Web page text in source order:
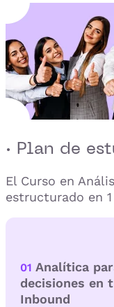
· Plan de
El Curso en
estructurado en
01 Analítica
decisiones en
Inbound